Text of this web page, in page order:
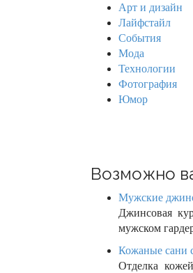
o
Арт и дизайн
Лайфстайл
События
Мода
Технологии
Фотография
Юмор
Возможно
Мужские
Джинсовая
мужском
Кожаные сани
Отделка